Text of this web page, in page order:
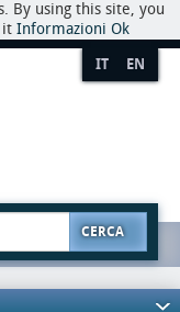
By using this site, you
it Informazioni Ok
IT EN
CERCA